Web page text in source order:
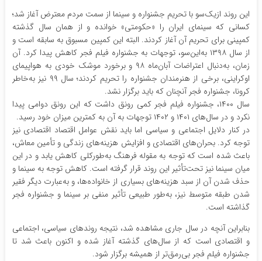
این روند ازیک‌سو با تحریم جشنواره و سینما از سمت مردم معترض آغاز شد؛
کسانی که سینمای ایران را «حکومتی» خوانده و از همان سال گذشته
کمپینی برای تحریم آن آغاز کردند. البته این کمپین مسبوق به سابقه است و
از سال ۱۳۹۸ به‌این‌سو، توجهات به جشنواره فیلم فجر کاهش پیدا کرد. آن
زمان، به‌دنبال اعتراضات آبان‌ماه ۹۸ و برخورد موشک خودی به هواپیمای
اوکراینی، برخی از هنرمندان جشنواره را تحریم کردند؛ سال ۹۹ نیز به‌خاطر
کرونا، جشنواره فجر آنچنان که باید برگزار نشد.
سال ۱۴۰۰، جشنواره فیلم فجر کمی رونق داشت که این رونق دوامی پیدا
نکرد و در سال‌های ۱۴۰۱ و ۱۴۰۲ توجهات به آن به کمترین میزان خود رسید.
در کنار دلایل اجتماعی و سیاسی اما باید نقش عوامل اقتصاد اقتصادی نیز
توجه کرد. بحران‌های اقتصادی و افزایش هزینه‌های زندگی و تأمین معاش،
باعث شده است که توجه به مقوله فرهنگ به‌طورکلی کاهش یابد و در این
میان سینما نیز تحت‌تأثیر این روند قرار گرفته است. کاهش توجه به سینما و
حذف شدن آن از سبد هزینه‌های بسیاری از خانواده‌ها، و به‌عبارت دیگر فقیر
شدن طبقه متوسط نیز، به‌طور طبیعی تأثیر منفی بر سینما و جشنواره فجر
گذاشته است.
بنابراین آنچه در سال جاری مشاهده شد، نتیجه روندهای سیاسی، اجتماعی
و اقتصادی است که از سال‌های گذشته آغاز شده و اکنون باعث شد تا
جشنواره فیلم فجر بی‌رمق‌تر از همیشه برگزار شود.